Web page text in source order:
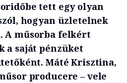
tett egy olyan
hogyan üzletelnek
A műsorba felkért
a saját pénzüket
Máté Krisztina,
producere – vele